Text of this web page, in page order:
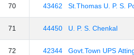
70 43462 St.Thomas U. P. S.
71 44450 U. P. S. Chenkal
72 42344 Govt.Town UPS